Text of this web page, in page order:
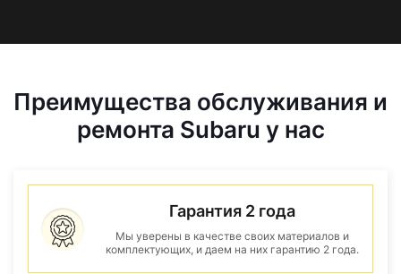
Преимущества обслуживания и
ремонта Subaru у нас
Гарантия 2 года
Мы уверены в качестве своих материалов и
комплектующих, и даем на них гарантию 2 года.